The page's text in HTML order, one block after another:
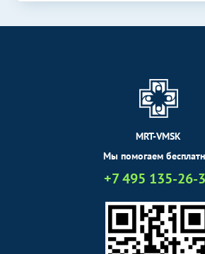
MRT-VMSK
Мы помогаем
+7 495 135-26-